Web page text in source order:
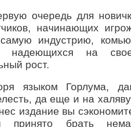
очередь для
начинающих
индустрию,
надеющихся на
рост.
языком Горлума,
да еще и на
издание вы
брать